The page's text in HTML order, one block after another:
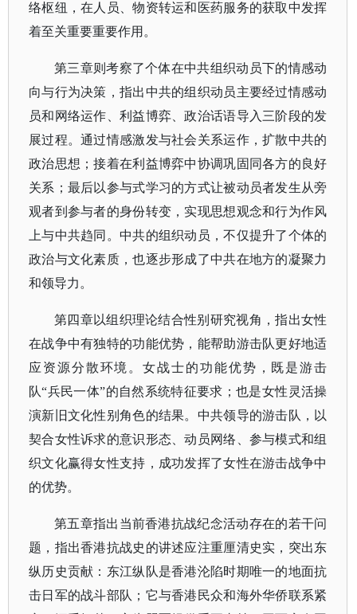
络枢纽，在人员、物资转运和医药服务的获取中发挥
着至关重要重要作用。
第三章则考察了个体在中共组织动员下的情感动
向与行为决策，指出中共的组织动员主要经过情感动
员和网络运作、利益博弈、政治话语导入三阶段的发
展过程。通过情感激发与社会关系运作，扩散中共的
政治思想；接着在利益博弈中协调巩固同各方的良好
关系；最后以参与式学习的方式让被动员者发生从旁
观者到参与者的身份转变，实现思想观念和行为作风
上与中共趋同。中共的组织动员，不仅提升了个体的
政治与文化素质，也逐步形成了中共在地方的凝聚力
和领导力。
第四章以组织理论结合性别研究视角，指出女性
在战争中有独特的功能优势，能帮助游击队更好地适
应资源分散环境。女战士的功能优势，既是游击
队“兵民一体”的自然系统特征要求；也是女性灵活操
演新旧文化性别角色的结果。中共领导的游击队，以
契合女性诉求的意识形态、动员网络、参与模式和组
织文化赢得女性支持，成功发挥了女性在游击战争中
的优势。
第五章指出当前香港抗战纪念活动存在的若干问
题，指出香港抗战史的讲述应注重厘清史实，突出东
纵历史贡献：东江纵队是香港沦陷时期唯一的地面抗
击日军的战斗部队；它与香港民众和海外华侨联系紧